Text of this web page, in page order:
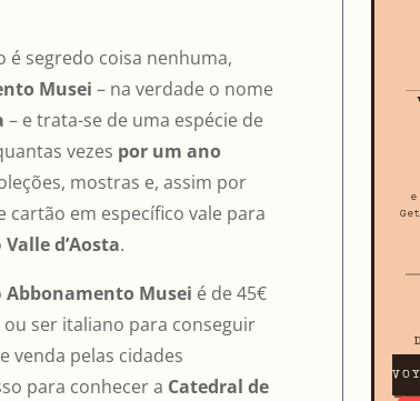
é segredo coisa nenhuma,
Musei – na verdade o nome
– e trata-se de uma espécie de
vezes por um ano
mostras e, assim por
cartão em específico vale para
Valle d’Aosta.
Abbonamento Musei é de 45€
ou ser italiano para conseguir
venda pelas cidades
para conhecer a Catedral de